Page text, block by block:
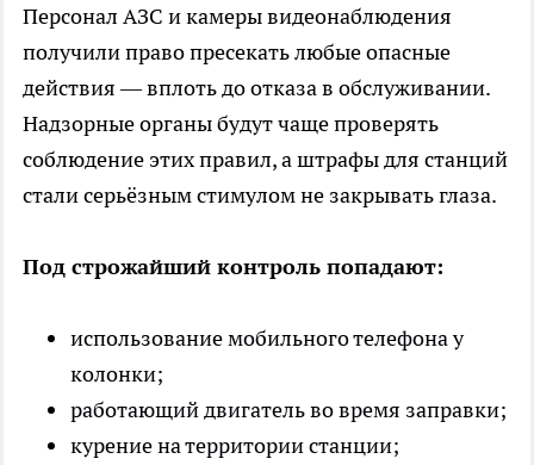
Персонал АЗС и камеры видеонаблюдения
получили право пресекать любые опасные
действия — вплоть до отказа в обслуживании.
Надзорные органы будут чаще проверять
соблюдение этих правил, а штрафы для станций
стали серьёзным стимулом не закрывать глаза.
Под строжайший контроль попадают:
использование мобильного телефона у
колонки;
работающий двигатель во время заправки;
курение на территории станции;